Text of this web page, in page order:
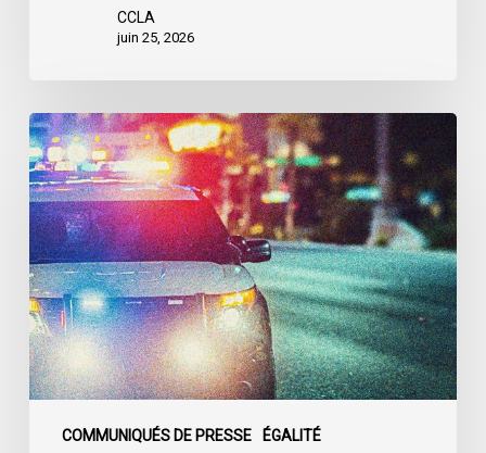
CCLA
juin 25, 2026
COMMUNIQUÉS DE PRESSE ÉGALITÉ
Appels
en
faveur
d’une
commission
d’enquête
publique
sur
le
racisme